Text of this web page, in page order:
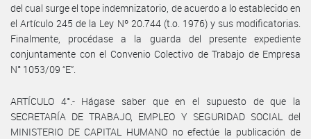
del cual surge el tope indemnizatorio, de acuerdo a lo establecido en
el Artículo 245 de la Ley Nº 20.744 (t.o. 1976) y sus modificatorias.
Finalmente, procédase a la guarda del presente expediente
conjuntamente con el Convenio Colectivo de Trabajo de Empresa
N° 1053/09 “E”.
ARTÍCULO 4°.- Hágase saber que en el supuesto de que la
SECRETARÍA DE TRABAJO, EMPLEO Y SEGURIDAD SOCIAL del
MINISTERIO DE CAPITAL HUMANO no efectúe la publicación de